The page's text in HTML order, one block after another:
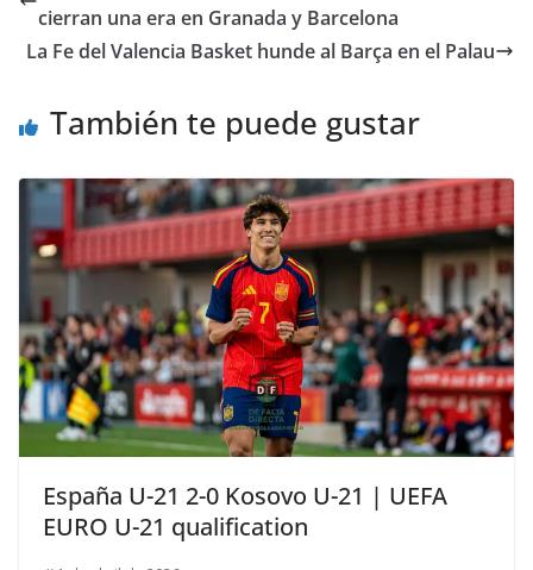
cierran una era en Granada y Barcelona
La Fe del Valencia Basket hunde al Barça en el Palau
También te puede gustar
España U-21 2-0 Kosovo U-21 | UEFA
EURO U-21 qualification